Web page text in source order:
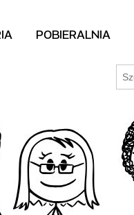
POBIERALNIA